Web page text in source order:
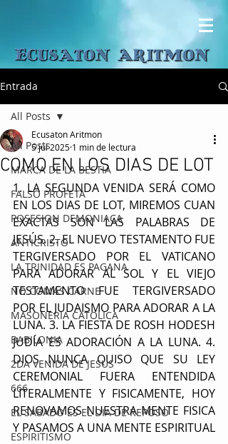
Entrada
All Posts
MARCA DE LA BESTIA
FALSO PROFETA
POSESION DEMONIACA
ANTICRISTO
LA TRINIDAD ES PAGANA
NO COMAS CARNE
MASONERIA CATOLICA
BABILONIA
2DA VENIDA DE JESUS
666
EL SABADO ES EL DIA DE REPOSO
ESPIRITISMO
All Posts
COMO EN LOS DIAS DE LOT
Ecusaton Aritmon
5 jul 2025 1 min de lectura
1. LA SEGUNDA VENIDA SERÁ COMO
EN LOS DIAS DE LOT, MIREMOS CUAN
EXACTAS SON LAS PALABRAS DE
JESÚS. 2. EL NUEVO TESTAMENTO FUE
TERGIVERSADO POR EL VATICANO
PARA ADORAR AL SOL Y EL VIEJO
TESTAMENTO FUE TERGIVERSADO
POR EL JUDAISMO PARA ADORAR A LA
LUNA. 3. LA FIESTA DE ROSH HODESH
JUDÍA ES ADORACIÓN A LA LUNA. 4.
DIOS NUNCA QUISO QUE SU LEY
CEREMONIAL FUERA ENTENDIDA
LITERALMENTE Y FISICAMENTE, HOY
RENOVAMOS NUESTRA MENTE FISICA
Y PASAMOS A UNA MENTE ESPIRITUAL